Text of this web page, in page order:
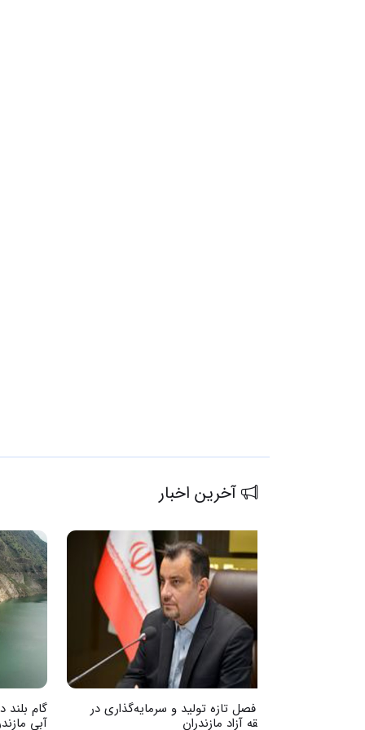
آخرین اخبار
آغاز فصل تازه تولید و سرمایه‌گذاری در
منطقه آزاد مازندران
گام
آبی